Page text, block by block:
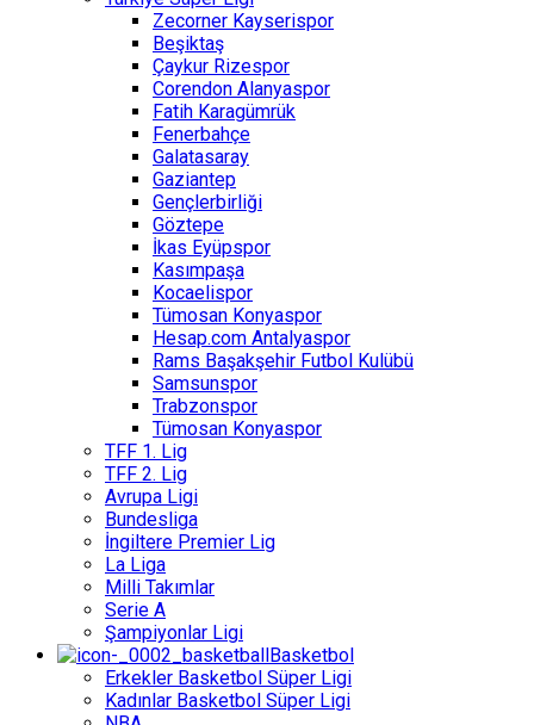
Zecorner Kayserispor
Beşiktaş
Çaykur Rizespor
Corendon Alanyaspor
Fatih Karagümrük
Fenerbahçe
Galatasaray
Gaziantep
Gençlerbirliği
Göztepe
İkas Eyüpspor
Kasımpaşa
Kocaelispor
Tümosan Konyaspor
Hesap.com Antalyaspor
Rams Başakşehir Futbol Kulübü
Samsunspor
Trabzonspor
Tümosan Konyaspor
TFF 1. Lig
TFF 2. Lig
Avrupa Ligi
Bundesliga
İngiltere Premier Lig
La Liga
Milli Takımlar
Serie A
Şampiyonlar Ligi
Basketbol
Erkekler Basketbol Süper Ligi
Kadınlar Basketbol Süper Ligi